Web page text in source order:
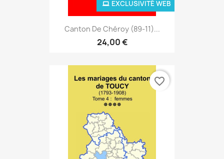
Canton De Chéroy (89-11)...
24,00 €
EXCLUSIVITÉ WEB
favorite_border